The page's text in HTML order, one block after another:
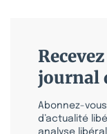
journal
Abonnez-
d’actualité
analyse